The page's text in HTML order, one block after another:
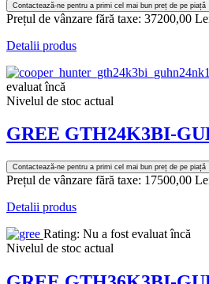
Contactează-ne pentru a primi cel mai bun preț de pe piață
Prețul de vânzare fără taxe: 37200,00
Detalii produs
evaluat încă
Nivelul de stoc actual
GREE GTH24K3BI-
Contactează-ne pentru a primi cel mai bun preț de pe piață
Prețul de vânzare fără taxe: 17500,00
Detalii produs
Rating: Nu a fost evaluat încă
Nivelul de stoc actual